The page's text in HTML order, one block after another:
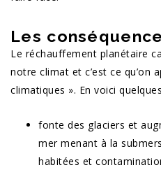
Les
Le réchauffement planétaire
notre climat et c’est ce qu’on
climatiques ». En voici
fonte des glaciers et
mer menant à la
habitées et